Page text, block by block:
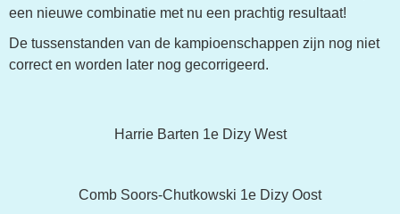
een nieuwe combinatie met nu een prachtig resultaat!
De tussenstanden van de kampioenschappen zijn nog niet
correct en worden later nog gecorrigeerd.
Harrie Barten 1e Dizy West
Comb Soors-Chutkowski 1e Dizy Oost